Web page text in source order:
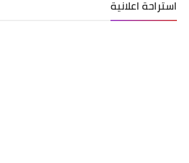
استراحة اعلانية